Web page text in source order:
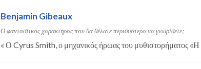
Benjamin Gibeaux
Ο φανταστικός χαρακτήρας που θα θέλατε περισσότερο να γνωρίσετε;
« Ο Cyrus Smith, ο μηχανικός ήρωας του μυθιστορήματος